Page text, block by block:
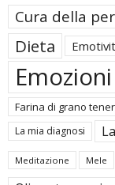
Cura della
Dieta
Farina di grano
La mia diagnosi
Meditazione Mele